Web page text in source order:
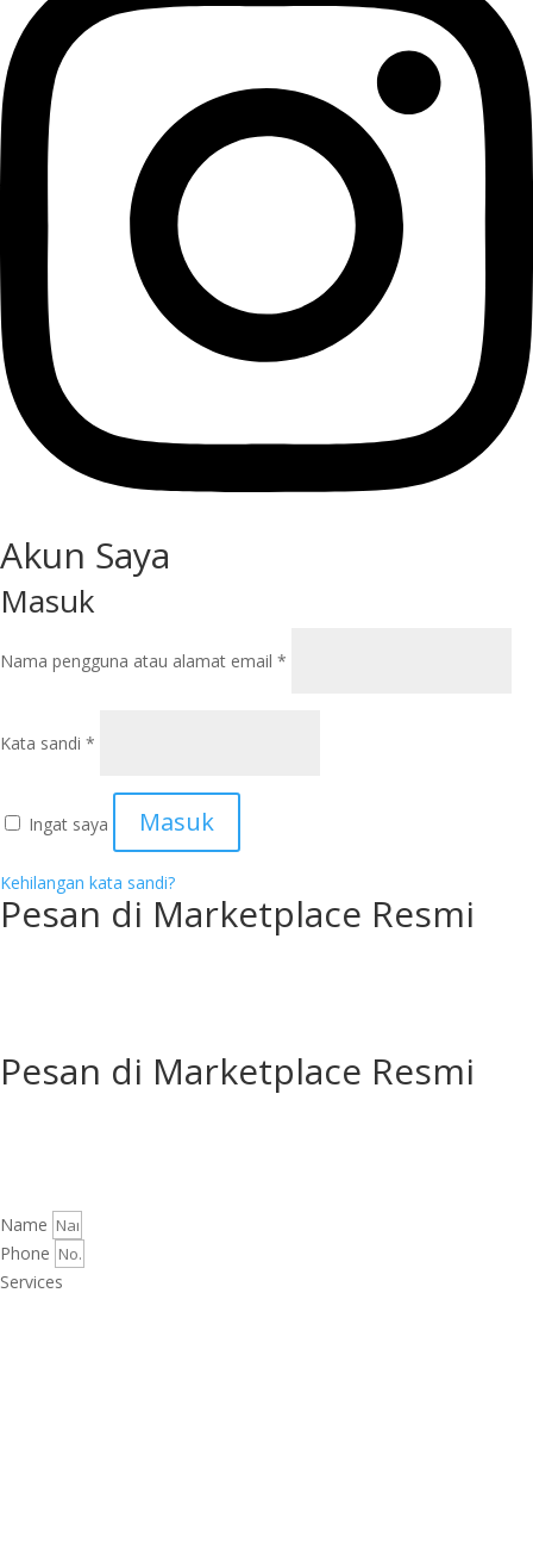
Akun Saya
Masuk
Nama pengguna atau alamat email *
Kata sandi *
Ingat saya Masuk
Kehilangan kata sandi?
Pesan di Marketplace Resmi
Pesan di Marketplace Resmi
Name
Phone
Services